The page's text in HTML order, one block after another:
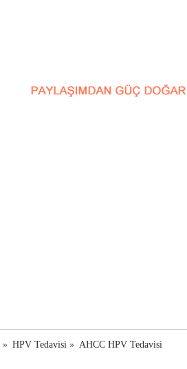
» HPV Tedavisi » AHCC HPV Tedavisi